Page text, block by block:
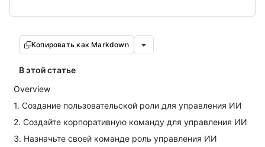
Копировать как Markdown
В этой статье
Overview
1. Создание пользовательской роли для управления ИИ
2. Создайте корпоративную команду для управления ИИ
3. Назначьте своей команде роль управления ИИ